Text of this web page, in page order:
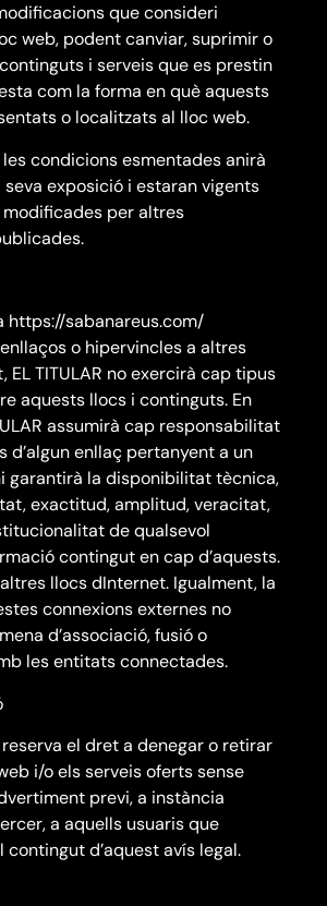
que consideri
web, podent canviar, suprimir o
i serveis que es prestin
com la forma en què aquests
o localitzats al lloc web.
condicions esmentades anirà
exposició i estaran vigents
per altres
https://sabanareus.com/
o hipervincles a altres
EL TITULAR no exercirà cap tipus
aquests llocs i continguts. En
assumirà cap responsabilitat
d’algun enllaç pertanyent a un
garantirà la disponibilitat tècnica,
exactitud, amplitud, veracitat,
de qualsevol
contingut en cap d’aquests.
llocs dInternet. Igualment, la
connexions externes no
d’associació, fusió o
les entitats connectades.
reserva el dret a denegar o retirar
i/o els serveis oferts sense
previ, a instància
a aquells usuaris que
contingut d’aquest avís legal.